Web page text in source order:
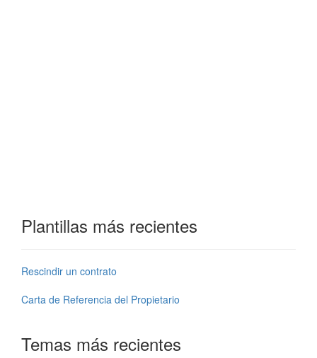
Plantillas más recientes
Rescindir un contrato
Carta de Referencia del Propietario
Temas más recientes